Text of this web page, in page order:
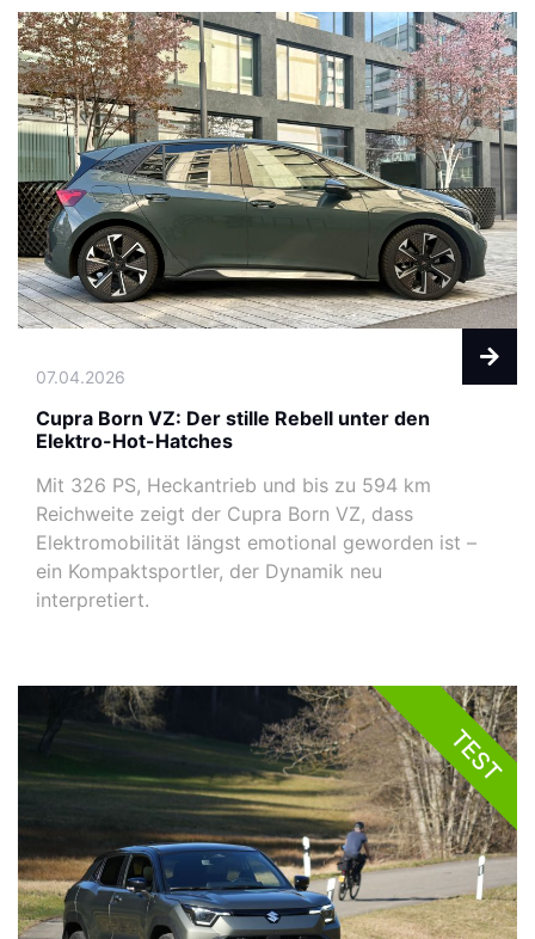
07.04.2026
Cupra Born VZ: Der stille Rebell unter den
Elektro-Hot-Hatches
Mit 326 PS, Heckantrieb und bis zu 594 km
Reichweite zeigt der Cupra Born VZ, dass
Elektromobilität längst emotional geworden ist –
ein Kompaktsportler, der Dynamik neu
interpretiert.
TEST